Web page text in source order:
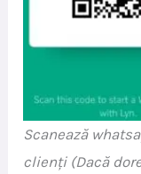
Scanează
clienți (Dacă